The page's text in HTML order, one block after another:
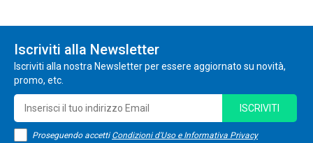
Iscriviti alla Newsletter
Iscriviti alla nostra Newsletter per essere aggiornato su novità,
promo, etc.
Proseguendo accetti Condizioni d'Uso e Informativa Privacy
ISCRIVITI